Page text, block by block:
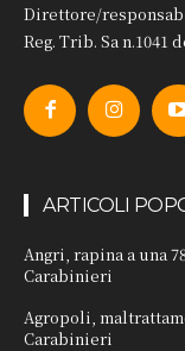
Direttore/
Reg. Trib. Sa n.1041
ARTICOLI
Angri, rapina a una
Carabinieri
Agropoli,
Carabinieri